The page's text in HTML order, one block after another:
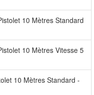
10 Mètres Standard
10 Mètres Vitesse 5
10 Mètres Standard -